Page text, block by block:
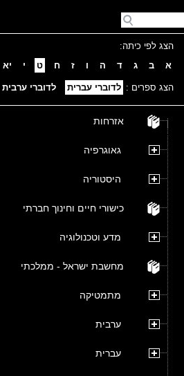
הצג לפי כיתה:
א
ב ג ד ה ו ז ח ט י יא
הצג ספרים : לדוברי עברית לדוברי ערבית
אזרחות
גאוגרפיה
היסטוריה
כישורי חיים וחינוך חברתי
מדע וטכנולוגיה
מחשבת ישראל - ממלכתי
מתמטיקה
ערבית
עברית